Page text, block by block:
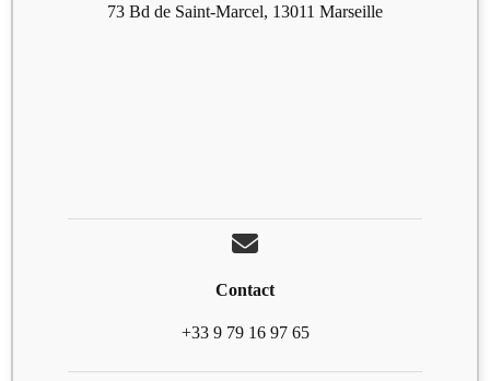
73 Bd de Saint-Marcel, 13011 Marseille
Contact
+33 9 79 16 97 65